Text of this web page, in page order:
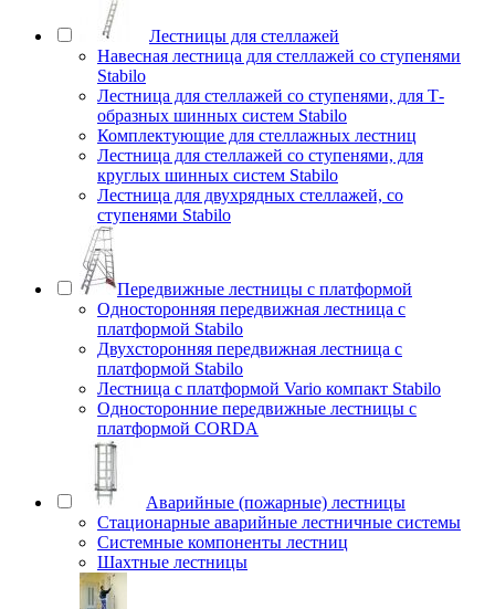
Лестницы для стеллажей
Навесная лестница для стеллажей со ступенями
Stabilo
Лестница для стеллажей со ступенями, для Т-
образных шинных систем Stabilo
Комплектующие для стеллажных лестниц
Лестница для стеллажей со ступенями, для
круглых шинных систем Stabilo
Лестница для двухрядных стеллажей, со
ступенями Stabilo
Передвижные лестницы с платформой
Односторонняя передвижная лестница с
платформой Stabilo
Двухсторонняя передвижная лестница с
платформой Stabilo
Лестница с платформой Vario компакт Stabilo
Односторонние передвижные лестницы с
платформой CORDA
Аварийные (пожарные) лестницы
Стационарные аварийные лестничные системы
Системные компоненты лестниц
Шахтные лестницы